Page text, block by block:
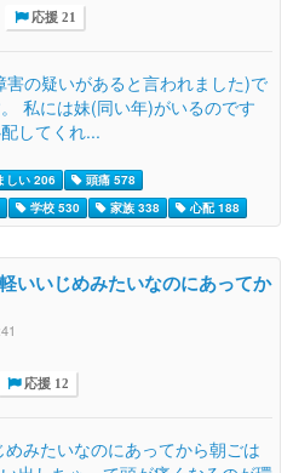
応援 21
の疑いがあると言われました)で
私には妹(同い年)がいるのです
してくれ...
しい 206
頭痛 578
学校 530 家族 338 心配 188
いいじめみたいなのにあってか
応援 12
みたいなのにあってから朝ごは